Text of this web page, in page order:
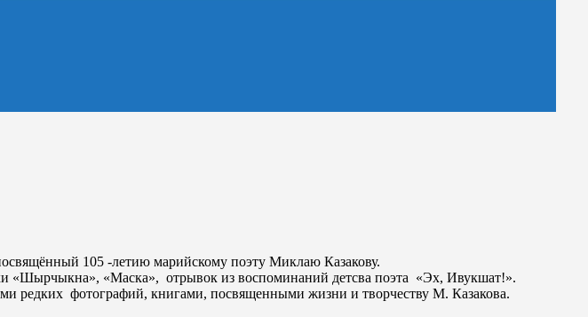
105 -летию марийскому поэту Миклаю Казакову.
«Шырчыкна», «Маска», отрывок из воспоминаний детсва поэта «Эх, Ивукшат!».
редких фотографий, книгами, посвященными жизни и творчеству М. Казакова.